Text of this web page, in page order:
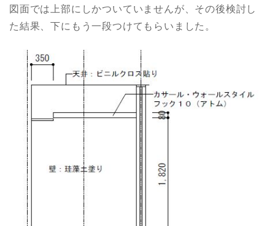
図面では上部にしかついていませんが、その後検討し
た結果、下にもう一段つけてもらいました。